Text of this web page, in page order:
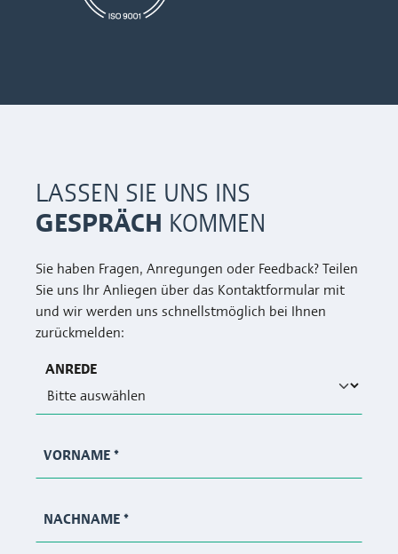
LASSEN SIE UNS INS
GESPRÄCH KOMMEN
Sie haben Fragen, Anregungen oder Feedback? Teilen
Sie uns Ihr Anliegen über das Kontaktformular mit
und wir werden uns schnellstmöglich bei Ihnen
zurückmelden:
ANREDE
VORNAME*
NACHNAME*